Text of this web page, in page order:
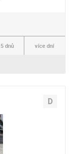
dnů více dní
D